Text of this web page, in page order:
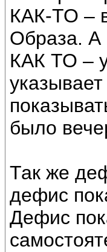
КАК-ТО –
Образа. А
КАК ТО –
было
Так же
дефис
Дефис